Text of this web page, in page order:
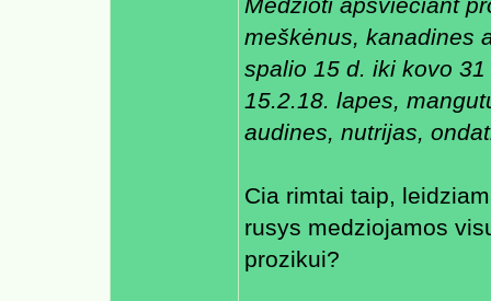
Medžioti apšviečiant
meškėnus, kanadines
spalio 15 d. iki kovo 31
15.2.18. lapes,
audines, nutrijas,
Cia rimtai taip,
rusys medziojamos
prozikui?